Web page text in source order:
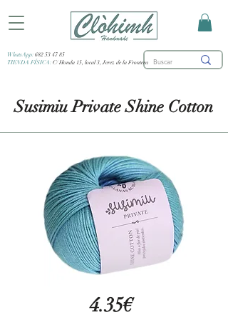
WhatsApp: 682 53 47 85
TIENDA FÍSICA: C/ Honda 15, local 3, Jerez de la Frontera
Susimiu Private Shine Cotton
4.35€